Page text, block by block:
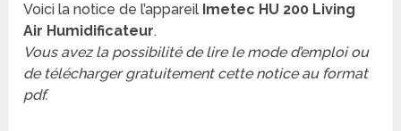
Voici la notice de l’appareil Imetec HU 200 Living
Air Humidificateur.
Vous avez la possibilité de lire le mode d’emploi ou
de télécharger gratuitement cette notice au format
pdf.